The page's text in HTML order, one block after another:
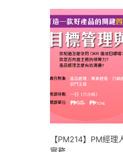
【PM214】PM經